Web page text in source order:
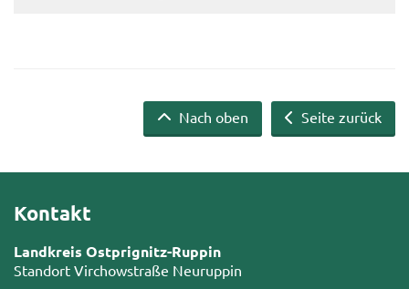
Seite zurück
Nach oben
Kontakt
Landkreis Ostprignitz-Ruppin
Standort Virchowstraße Neuruppin